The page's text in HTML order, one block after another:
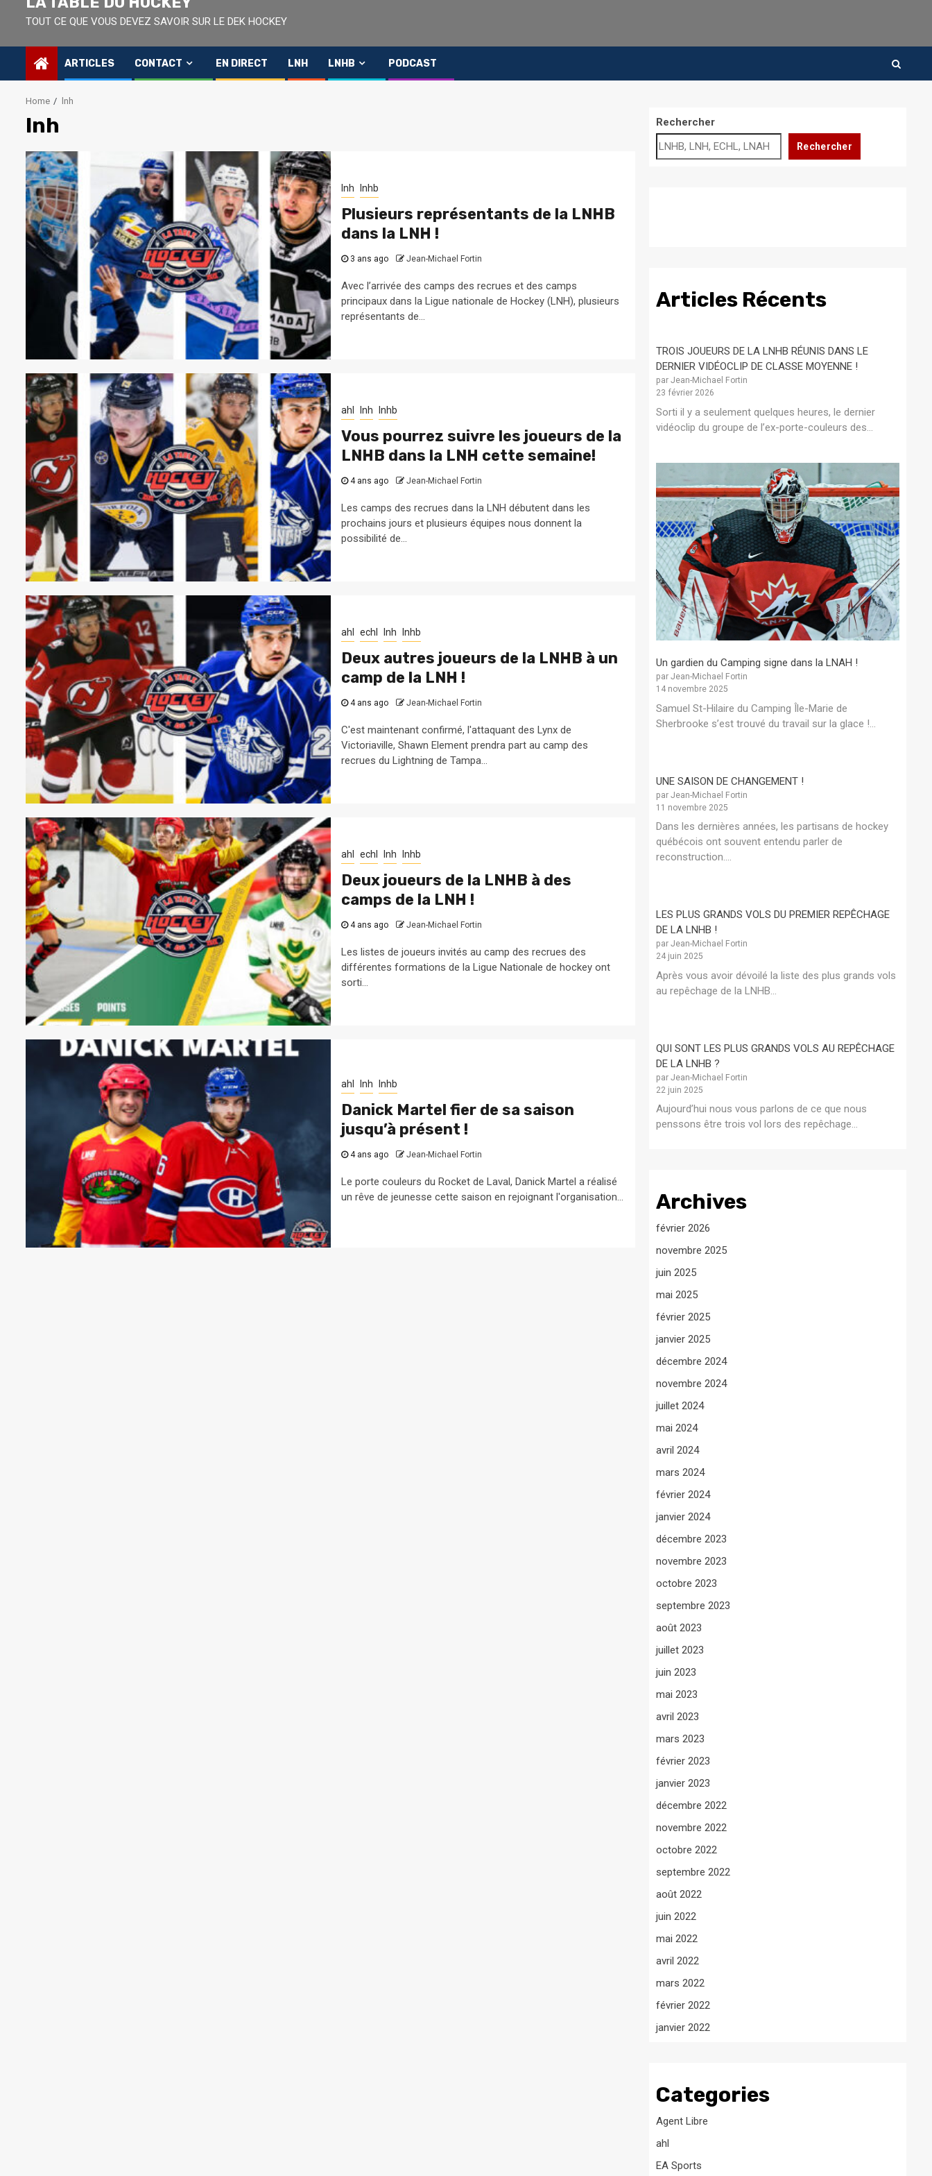
TOUT CE QUE VOUS DEVEZ SAVOIR SUR LE DEK HOCKEY
ARTICLES CONTACT EN DIRECT LNH LNHB PODCAST
Home lnh
lnh
lnh lnhb
Plusieurs représentants de la LNHB
dans la LNH !
3 ans ago Jean-Michael Fortin
Avec l’arrivée des camps des recrues et des camps
principaux dans la Ligue nationale de Hockey (LNH), plusieurs
représentants de...
ahl lnh lnhb
Vous pourrez suivre les joueurs de la
LNHB dans la LNH cette semaine!
4 ans ago Jean-Michael Fortin
Les camps des recrues dans la LNH débutent dans les
prochains jours et plusieurs équipes nous donnent la
possibilité de...
ahl echl lnh lnhb
Deux autres joueurs de la LNHB à un
camp de la LNH !
4 ans ago Jean-Michael Fortin
C'est maintenant confirmé, l'attaquant des Lynx de
Victoriaville, Shawn Element prendra part au camp des
recrues du Lightning de Tampa...
ahl echl lnh lnhb
Deux joueurs de la LNHB à des
camps de la LNH !
4 ans ago Jean-Michael Fortin
Les listes de joueurs invités au camp des recrues des
différentes formations de la Ligue Nationale de hockey ont
sorti...
ahl lnh lnhb
Danick Martel fier de sa saison
jusqu’à présent !
4 ans ago Jean-Michael Fortin
Le porte couleurs du Rocket de Laval, Danick Martel a réalisé
un rêve de jeunesse cette saison en rejoignant l'organisation...
Rechercher
Rechercher
Articles Récents
TROIS JOUEURS DE LA LNHB RÉUNIS DANS LE
DERNIER VIDÉOCLIP DE CLASSE MOYENNE !
par Jean-Michael Fortin
23 février 2026
Sorti il y a seulement quelques heures, le dernier
vidéoclip du groupe de l’ex-porte-couleurs des...
Un gardien du Camping signe dans la LNAH !
par Jean-Michael Fortin
14 novembre 2025
Samuel St-Hilaire du Camping Île-Marie de
Sherbrooke s’est trouvé du travail sur la glace !...
UNE SAISON DE CHANGEMENT !
par Jean-Michael Fortin
11 novembre 2025
Dans les dernières années, les partisans de hockey
québécois ont souvent entendu parler de
reconstruction....
LES PLUS GRANDS VOLS DU PREMIER REPÊCHAGE
DE LA LNHB !
par Jean-Michael Fortin
24 juin 2025
Après vous avoir dévoilé la liste des plus grands vols
au repêchage de la LNHB...
QUI SONT LES PLUS GRANDS VOLS AU REPÊCHAGE
DE LA LNHB ?
par Jean-Michael Fortin
22 juin 2025
Aujourd’hui nous vous parlons de ce que nous
penssons être trois vol lors des repêchage...
Archives
février 2026
novembre 2025
juin 2025
mai 2025
février 2025
janvier 2025
décembre 2024
novembre 2024
juillet 2024
mai 2024
avril 2024
mars 2024
février 2024
janvier 2024
décembre 2023
novembre 2023
octobre 2023
septembre 2023
août 2023
juillet 2023
juin 2023
mai 2023
avril 2023
mars 2023
février 2023
janvier 2023
décembre 2022
novembre 2022
octobre 2022
septembre 2022
août 2022
juin 2022
mai 2022
avril 2022
mars 2022
février 2022
janvier 2022
Categories
Agent Libre
ahl
EA Sports